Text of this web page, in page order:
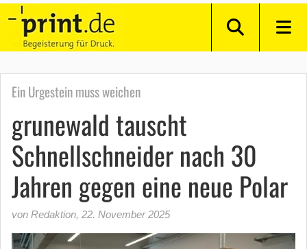
Ein Urgestein muss weichen
grunewald tauscht
Schnellschneider nach 30
Jahren gegen eine neue Polar
von Redaktion, 22. November 2025